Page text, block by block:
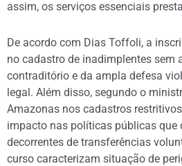
assim, os serviços essenciais
De acordo com Dias Toffoli, a
no cadastro de inadimplentes sem
contraditório e da ampla defesa
legal. Além disso, segundo o
Amazonas nos cadastros
impacto nas políticas públicas que
decorrentes de transferências
curso caracterizam situação de